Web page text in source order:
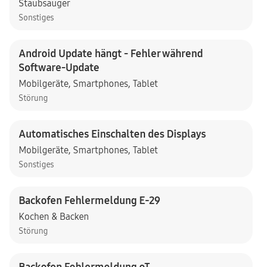
Staubsauger
Sonstiges
Android Update hängt - Fehler während
Software-Update
Mobilgeräte, Smartphones, Tablet
Störung
Automatisches Einschalten des Displays
Mobilgeräte, Smartphones, Tablet
Sonstiges
Backofen Fehlermeldung E-29
Kochen & Backen
Störung